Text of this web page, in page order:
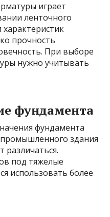
играет
ленточного
прочность
При выборе
нужно учитывать
фундамента
фундамента
здания
различаться.
под тяжелые
использовать более